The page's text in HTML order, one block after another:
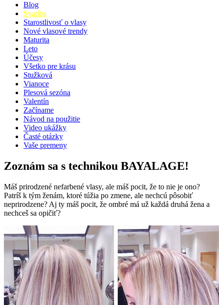
Blog
Svadba
Starostlivosť o vlasy
Nové vlasové trendy
Maturita
Leto
Účesy
Všetko pre krásu
Stužková
Vianoce
Plesová sezóna
Valentín
Začíname
Návod na použitie
Video ukážky
Časté otázky
Vaše premeny
Zoznám sa s technikou BAYALAGE!
Máš prirodzené nefarbené vlasy, ale máš pocit, že to nie je ono?
Patríš k tým ženám, ktoré túžia po zmene, ale nechcú pôsobiť
neprirodzene? Aj ty máš pocit, že ombré má už každá druhá žena a
nechceš sa opičiť?